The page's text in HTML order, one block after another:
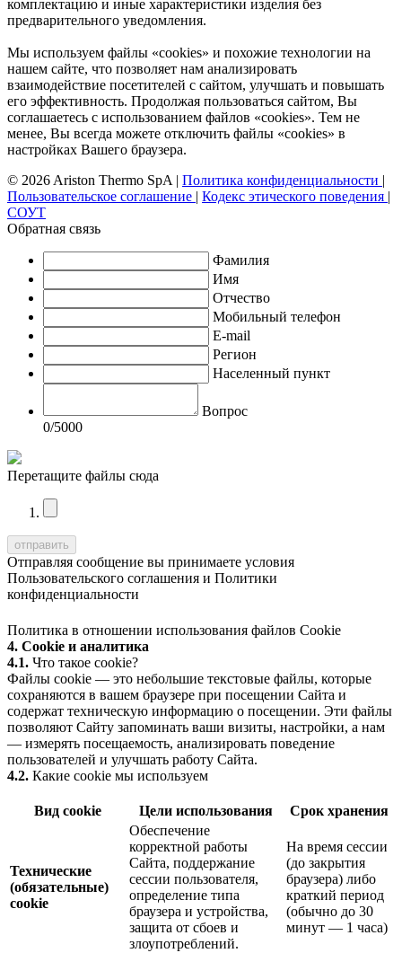
комплектацию и иные характеристики изделия без
предварительного уведомления.
Мы используем файлы «cookies» и похожие технологии на
нашем сайте, что позволяет нам анализировать
взаимодействие посетителей с сайтом, улучшать и повышать
его эффективность. Продолжая пользоваться сайтом, Вы
соглашаетесь с использованием файлов «cookies». Тем не
менее, Вы всегда можете отключить файлы «cookies» в
настройках Вашего браузера.
© 2026 Ariston Thermo SpA | Политика конфиденциальности |
Пользовательское соглашение | Кодекс этического поведения |
СОУТ
Обратная связь
Фамилия
Имя
Отчество
Мобильный телефон
E-mail
Регион
Населенный пункт
Вопрос
0/5000
Перетащите файлы сюда
Отправляя сообщение вы принимаете условия
Пользовательского соглашения и Политики
конфиденциальности
Политика в отношении использования файлов Cookie
4. Cookie и аналитика
4.1. Что такое cookie?
Файлы cookie — это небольшие текстовые файлы, которые
сохраняются в вашем браузере при посещении Сайта и
содержат техническую информацию о посещении. Эти файлы
позволяют Сайту запоминать ваши визиты, настройки, а нам
— измерять посещаемость, анализировать поведение
пользователей и улучшать работу Сайта.
4.2. Какие cookie мы используем
Вид cookie Цели использования Срок хранения
Технические
(обязательные)
cookie
Обеспечение
корректной работы
Сайта, поддержание
сессии пользователя,
определение типа
браузера и устройства,
защита от сбоев и
злоупотреблений.
На время сессии
(до закрытия
браузера) либо
краткий период
(обычно до 30
минут — 1 часа)